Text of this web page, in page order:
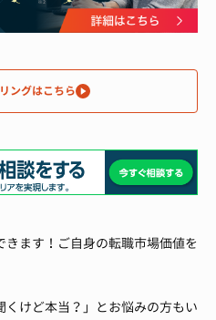
ングはこちら
ます！ご自身の転職市場価値を
くけど本当？」とお悩みの方もい